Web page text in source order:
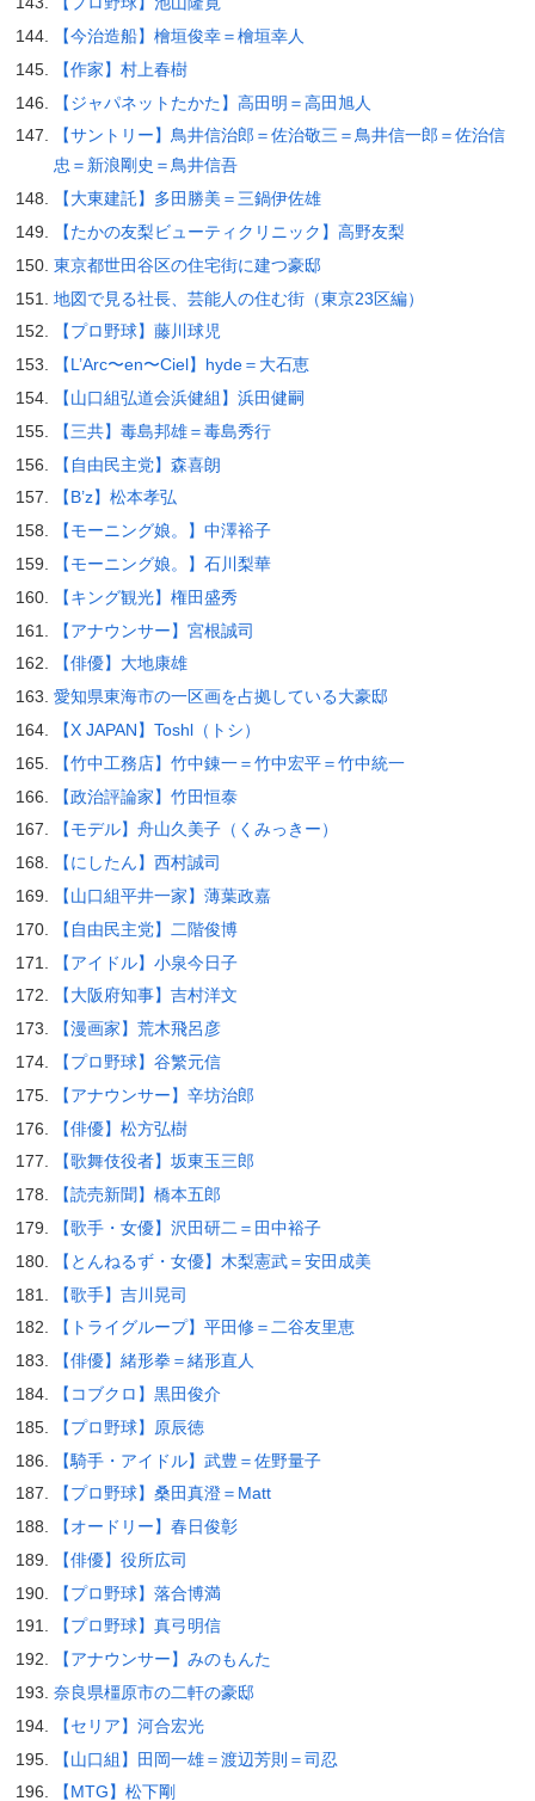
【今治造船】檜垣俊幸＝檜垣幸人
【作家】村上春樹
【ジャパネットたかた】高田明＝高田旭人
【サントリー】鳥井信治郎＝佐治敬三＝鳥井信一郎＝佐治信
忠＝新浪剛史＝鳥井信吾
【大東建託】多田勝美＝三鍋伊佐雄
【たかの友梨ビューティクリニック】高野友梨
東京都世田谷区の住宅街に建つ豪邸
地図で見る社長、芸能人の住む街（東京23区編）
【プロ野球】藤川球児
【L’Arc〜en〜Ciel】hyde＝大石恵
【山口組弘道会浜健組】浜田健嗣
【三共】毒島邦雄＝毒島秀行
【自由民主党】森喜朗
【B’z】松本孝弘
【モーニング娘。】中澤裕子
【モーニング娘。】石川梨華
【キング観光】権田盛秀
【アナウンサー】宮根誠司
【俳優】大地康雄
愛知県東海市の一区画を占拠している大豪邸
【X JAPAN】Toshl（トシ）
【竹中工務店】竹中錬一＝竹中宏平＝竹中統一
【政治評論家】竹田恒泰
【モデル】舟山久美子（くみっきー）
【にしたん】西村誠司
【山口組平井一家】薄葉政嘉
【自由民主党】二階俊博
【アイドル】小泉今日子
【大阪府知事】吉村洋文
【漫画家】荒木飛呂彦
【プロ野球】谷繁元信
【アナウンサー】辛坊治郎
【俳優】松方弘樹
【歌舞伎役者】坂東玉三郎
【読売新聞】橋本五郎
【歌手・女優】沢田研二＝田中裕子
【とんねるず・女優】木梨憲武＝安田成美
【歌手】吉川晃司
【トライグループ】平田修＝二谷友里恵
【俳優】緒形拳＝緒形直人
【コブクロ】黒田俊介
【プロ野球】原辰徳
【騎手・アイドル】武豊＝佐野量子
【プロ野球】桑田真澄＝Matt
【オードリー】春日俊彰
【俳優】役所広司
【プロ野球】落合博満
【プロ野球】真弓明信
【アナウンサー】みのもんた
奈良県橿原市の二軒の豪邸
【セリア】河合宏光
【山口組】田岡一雄＝渡辺芳則＝司忍
【MTG】松下剛